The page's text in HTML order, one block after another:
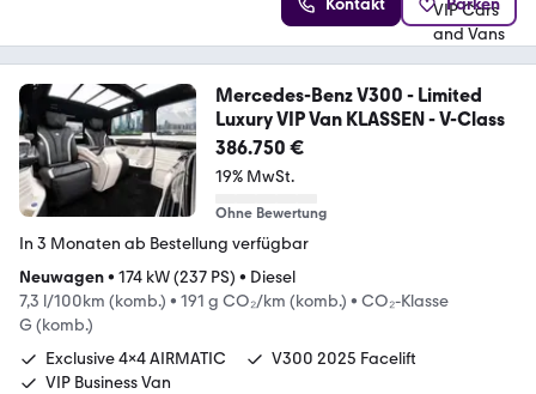
Mercedes-Benz V300 - Limited
Luxury VIP Van KLASSEN - V-Class
386.750 €
19% MwSt.
Ohne Bewertung
In 3 Monaten ab Bestellung verfügbar
Neuwagen• 174 kW (237 PS) • Diesel
7,3 l/100km (komb.) • 191 g CO₂/km (komb.) • CO₂-Klasse
G (komb.)
Exclusive 4x4 AIRMATIC
V300 2025 Facelift
VIP Business Van